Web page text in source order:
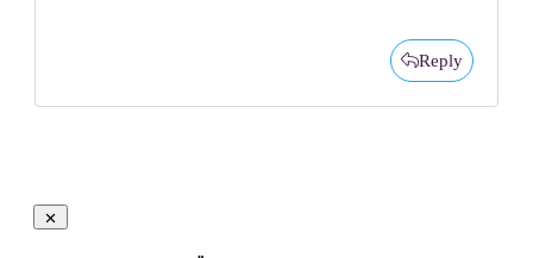
Reply